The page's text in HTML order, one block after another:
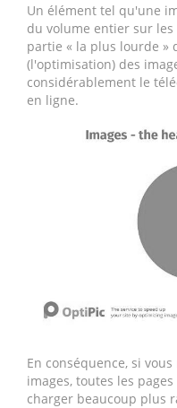
Un élément tel qu'une
du volume entier sur
partie « la plus lourde »
(l'optimisation) des
considérablement le
en ligne.
En conséquence, si
images, toutes les
charger beaucoup plus